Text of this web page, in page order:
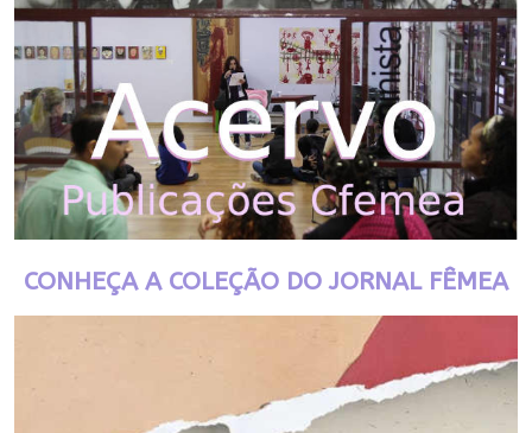
CONHEÇA A COLEÇÃO DO JORNAL FÊMEA